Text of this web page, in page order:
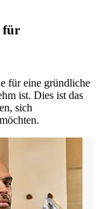
für
für eine gründliche
ist. Dies ist das
sich